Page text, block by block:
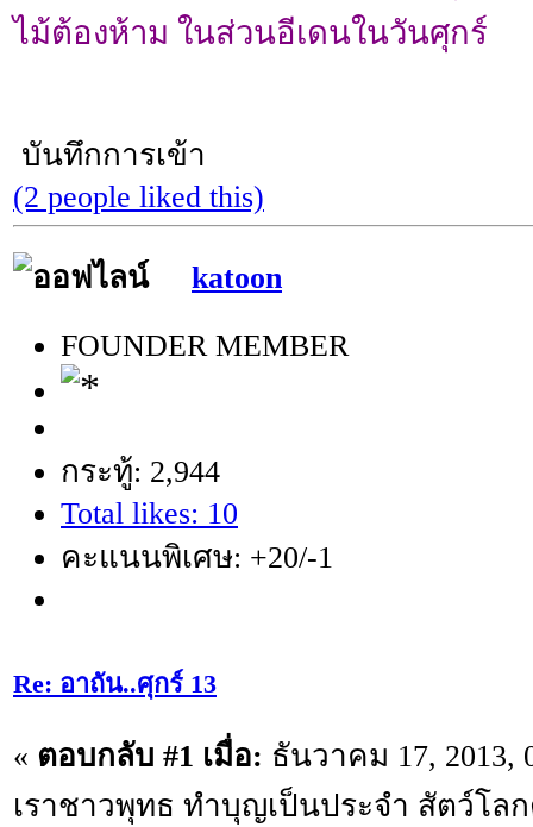
ไม้ต้องห้าม ในส่วนอีเดนในวันศุกร์
บันทึกการเข้า
(2 people liked this)
katoon
FOUNDER MEMBER
กระทู้: 2,944
Total likes: 10
คะแนนพิเศษ: +20/-1
Re: อาถัน..ศุกร์ 13
« ตอบกลับ #1 เมื่อ: ธันวาคม 17, 2013,
เราชาวพุทธ ทำบุญเป็นประจำ สัตว์โล